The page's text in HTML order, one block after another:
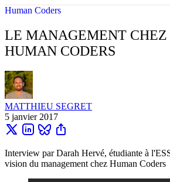
Human Coders
LE MANAGEMENT CHEZ
HUMAN CODERS
MATTHIEU SEGRET
5 janvier 2017
Interview par Darah Hervé, étudiante à
vision du management chez Human Coders